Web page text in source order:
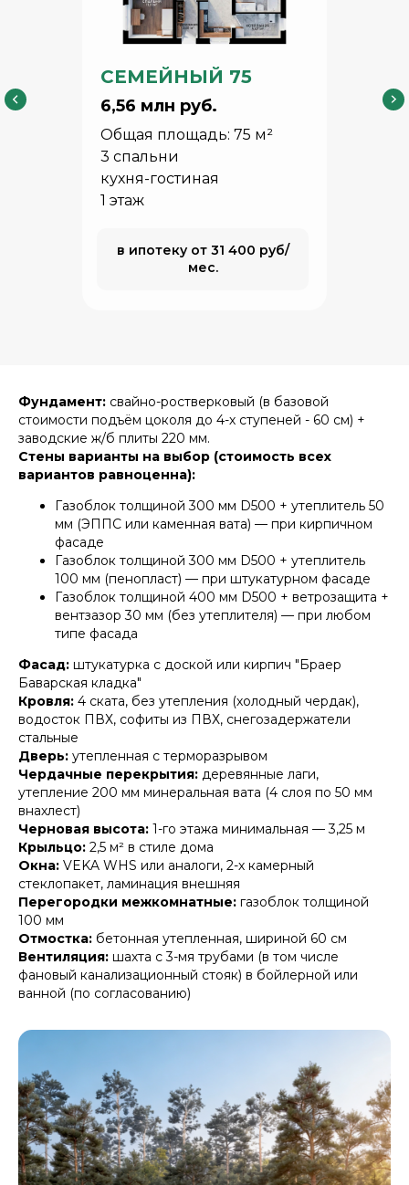
СЕМЕЙНЫЙ 75
6,56 млн руб.
Общая площадь: 75 м²
3 спальни
кухня-гостиная
1 этаж
в ипотеку от 31 400 руб/
мес.
Фундамент: свайно-ростверковый (в базовой
стоимости подъём цоколя до 4-х ступеней - 60 см) +
заводские ж/б плиты 220 мм.
Стены варианты на выбор (стоимость всех
вариантов равноценна):
Газоблок толщиной 300 мм D500 + утеплитель 50
мм (ЭППС или каменная вата) — при кирпичном
фасаде
Газоблок толщиной 300 мм D500 + утеплитель
100 мм (пенопласт) — при штукатурном фасаде
Газоблок толщиной 400 мм D500 + ветрозащита +
вентзазор 30 мм (без утеплителя) — при любом
типе фасада
Фасад: штукатурка с доской или кирпич "Браер
Баварская кладка"
Кровля: 4 ската, без утепления (холодный чердак),
водосток ПВХ, софиты из ПВХ, снегозадержатели
стальные
Дверь: утепленная с терморазрывом
Чердачные перекрытия: деревянные лаги,
утепление 200 мм минеральная вата (4 слоя по 50 мм
внахлест)
Черновая высота: 1-го этажа минимальная — 3,25 м
Крыльцо: 2,5 м² в стиле дома
Окна: VEKA WHS или аналоги, 2-х камерный
стеклопакет, ламинация внешняя
Перегородки межкомнатные: газоблок толщиной
100 мм
Отмостка: бетонная утепленная, шириной 60 см
Вентиляция: шахта с 3-мя трубами (в том числе
фановый канализационный стояк) в бойлерной или
ванной (по согласованию)